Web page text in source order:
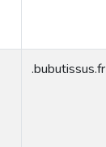
.bubutissus.fr